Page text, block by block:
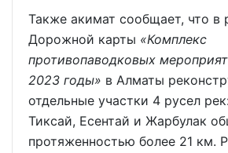
Также акимат сообщает, что в
Дорожной карты «Комплекс
противопаводковых
2023 годы» в Алматы
отдельные участки 4 русел
Тиксай, Есентай и Жарбулак
протяженностью более 21 км.